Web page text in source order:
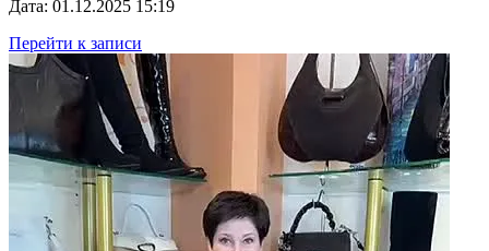
Дата: 01.12.2025 15:19
Перейти к записи